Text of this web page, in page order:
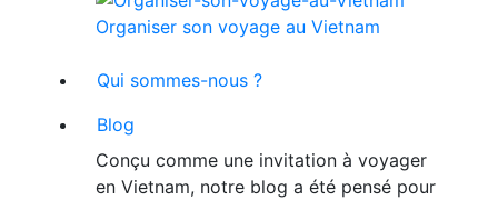
Organiser son voyage au Vietnam
Qui sommes-nous ?
Blog
Conçu comme une invitation à voyager
en Vietnam, notre blog a été pensé pour